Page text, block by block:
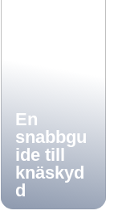
En
snabbgu
ide till
knäskyd
d